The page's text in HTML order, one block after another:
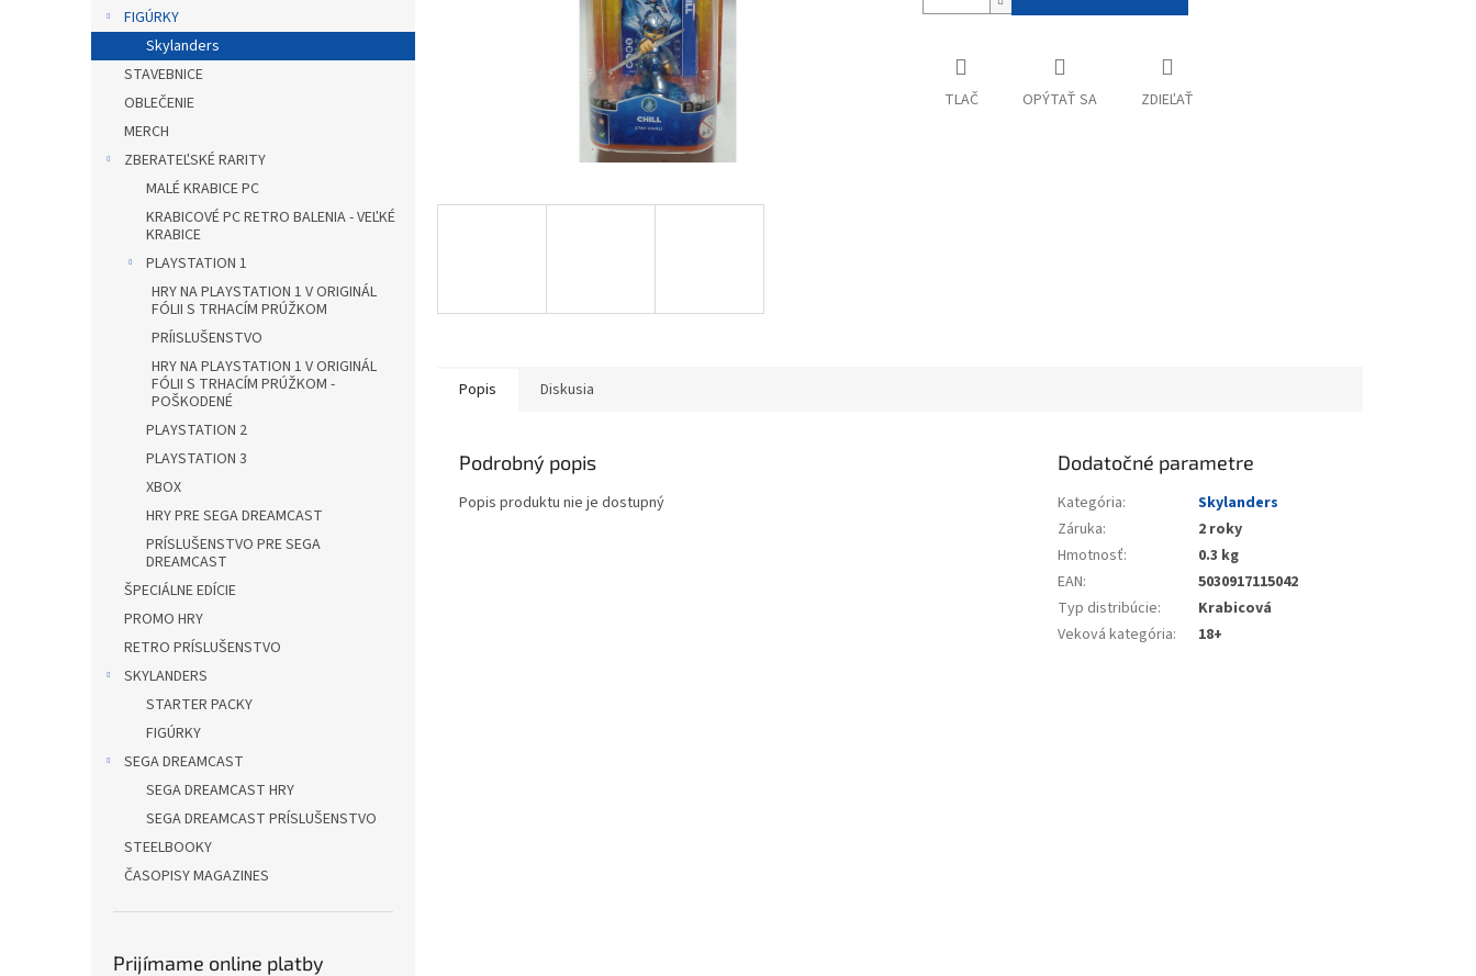
FIGÚRKY
Skylanders
STAVEBNICE
OBLEČENIE
MERCH
ZBERATEĽSKÉ RARITY
MALÉ KRABICE PC
KRABICOVÉ PC RETRO BALENIA - VEĽKÉ
KRABICE
PLAYSTATION 1
HRY NA PLAYSTATION 1 V ORIGINÁL
FÓLII S TRHACÍM PRÚŽKOM
PRÍISLUŠENSTVO
HRY NA PLAYSTATION 1 V ORIGINÁL
FÓLII S TRHACÍM PRÚŽKOM -
POŠKODENÉ
PLAYSTATION 2
PLAYSTATION 3
XBOX
HRY PRE SEGA DREAMCAST
PRÍSLUŠENSTVO PRE SEGA
DREAMCAST
ŠPECIÁLNE EDÍCIE
PROMO HRY
RETRO PRÍSLUŠENSTVO
SKYLANDERS
STARTER PACKY
FIGÚRKY
SEGA DREAMCAST
SEGA DREAMCAST HRY
SEGA DREAMCAST PRÍSLUŠENSTVO
STEELBOOKY
ČASOPISY MAGAZINES
Prijímame online platby
TLAČ OPÝTAŤ SA ZDIEĽAŤ
Popis Diskusia
Podrobný popis
Popis produktu nie je dostupný
Dodatočné parametre
Kategória:
Skylanders
Záruka:
2 roky
Hmotnosť:
0.3 kg
EAN:
5030917115042
Typ distribúcie:
Krabicová
Veková kategória: 18+